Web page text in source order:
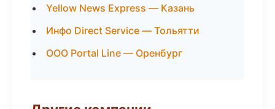
Yellow News Express — Казань
Инфо Direct Service — Тольятти
ООО Portal Line — Оренбург